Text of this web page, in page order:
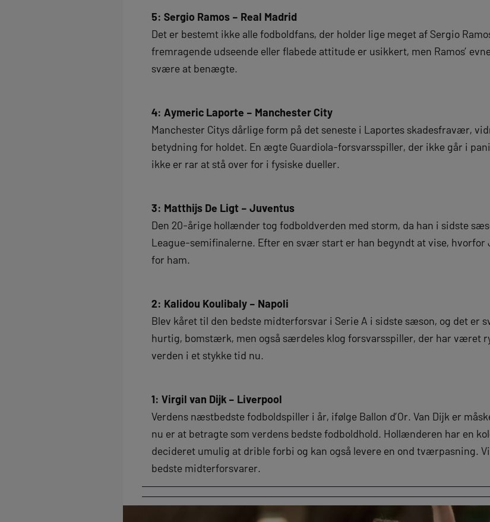
5: Sergio Ramos – Real Madrid
Det er bestemt ikke alle fodboldfans, der holder lige meget af Sergio
fremragende udseende eller flabede attitude er usikkert, men Ramos’
svære at benægte.
4: Aymeric Laporte – Manchester City
Manchester Citys dårlige form på det seneste i Laportes skadesfravær,
betydning for holdet. En ægte Guardiola-forsvarsspiller, der ikke går i
ikke er rar at stå over for i fysiske dueller.
3: Matthijs De Ligt – Juventus
Den 20-årige hollænder tog fodboldverden med storm, da han i sidste
League-semifinalerne. Efter en svær start er han begyndt at vise, hvorfor
for ham.
2: Kalidou Koulibaly – Napoli
Blev kåret til den bedste midterforsvar i Serie A i sidste sæson, og det er
hurtig, bomstærk, men også særdeles klog forsvarsspiller, der har været
verden i et stykke tid nu.
1: Virgil van Dijk – Liverpool
Verdens næstbedste fodboldspiller i år, ifølge Ballon d’Or. Van Dijk er
nu er at betragte som verdens bedste fodboldhold. Hollænderen har en
decideret umulig at drible forbi og kan også levere en ond tværpasning.
bedste midterforsvarer.